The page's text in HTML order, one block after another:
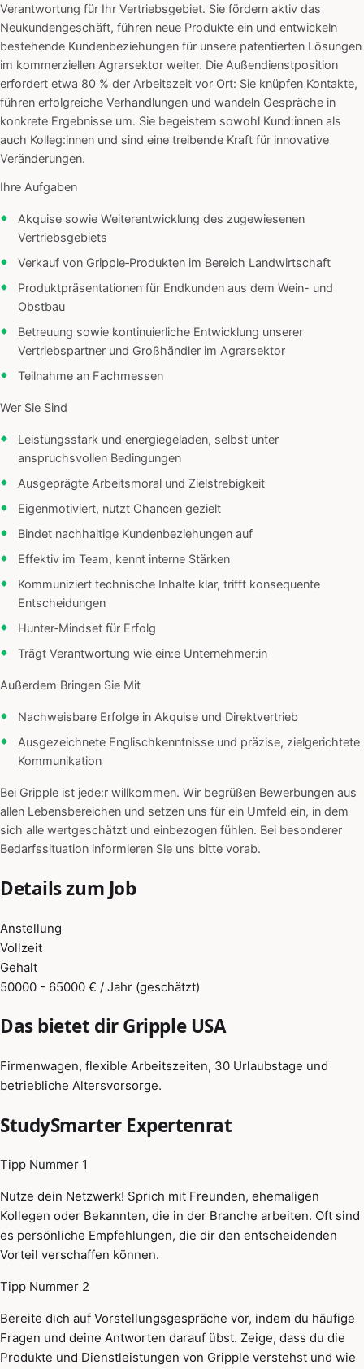
Verantwortung für Ihr Vertriebsgebiet. Sie fördern aktiv das
Neukundengeschäft, führen neue Produkte ein und entwickeln
bestehende Kundenbeziehungen für unsere patentierten Lösungen
im kommerziellen Agrarsektor weiter. Die Außendienstposition
erfordert etwa 80 % der Arbeitszeit vor Ort: Sie knüpfen Kontakte,
führen erfolgreiche Verhandlungen und wandeln Gespräche in
konkrete Ergebnisse um. Sie begeistern sowohl Kund:innen als
auch Kolleg:innen und sind eine treibende Kraft für innovative
Veränderungen.
Ihre Aufgaben
Akquise sowie Weiterentwicklung des zugewiesenen
Vertriebsgebiets
Verkauf von Gripple‑Produkten im Bereich Landwirtschaft
Produktpräsentationen für Endkunden aus dem Wein- und
Obstbau
Betreuung sowie kontinuierliche Entwicklung unserer
Vertriebspartner und Großhändler im Agrarsektor
Teilnahme an Fachmessen
Wer Sie Sind
Leistungsstark und energiegeladen, selbst unter
anspruchsvollen Bedingungen
Ausgeprägte Arbeitsmoral und Zielstrebigkeit
Eigenmotiviert, nutzt Chancen gezielt
Bindet nachhaltige Kundenbeziehungen auf
Effektiv im Team, kennt interne Stärken
Kommuniziert technische Inhalte klar, trifft konsequente
Entscheidungen
Hunter‑Mindset für Erfolg
Trägt Verantwortung wie ein:e Unternehmer:in
Außerdem Bringen Sie Mit
Nachweisbare Erfolge in Akquise und Direktvertrieb
Ausgezeichnete Englischkenntnisse und präzise, zielgerichtete
Kommunikation
Bei Gripple ist jede:r willkommen. Wir begrüßen Bewerbungen aus
allen Lebensbereichen und setzen uns für ein Umfeld ein, in dem
sich alle wertgeschätzt und einbezogen fühlen. Bei besonderer
Bedarfssituation informieren Sie uns bitte vorab.
Details zum Job
Anstellung
Vollzeit
Gehalt
50000 - 65000 € / Jahr (geschätzt)
Das bietet dir Gripple USA
Firmenwagen, flexible Arbeitszeiten, 30 Urlaubstage und
betriebliche Altersvorsorge.
StudySmarter Expertenrat
Tipp Nummer 1
Nutze dein Netzwerk! Sprich mit Freunden, ehemaligen
Kollegen oder Bekannten, die in der Branche arbeiten. Oft sind
es persönliche Empfehlungen, die dir den entscheidenden
Vorteil verschaffen können.
Tipp Nummer 2
Bereite dich auf Vorstellungsgespräche vor, indem du häufige
Fragen und deine Antworten darauf übst. Zeige, dass du die
Produkte und Dienstleistungen von Gripple verstehst und wie